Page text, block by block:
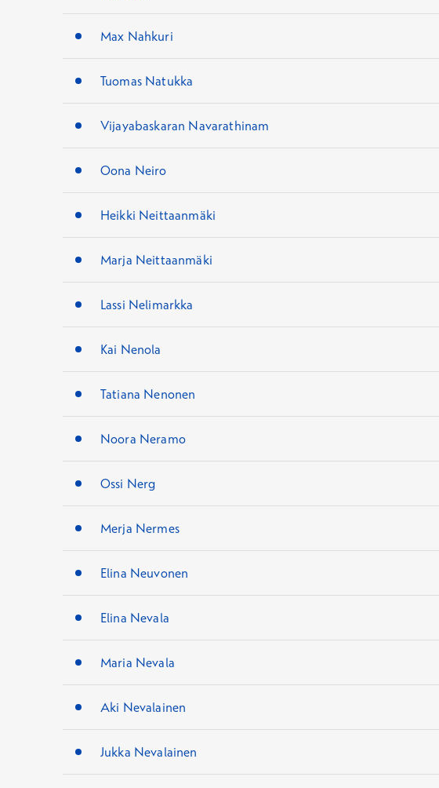
Max Nahkuri
Tuomas Natukka
Vijayabaskaran Navarathinam
Oona Neiro
Heikki Neittaanmäki
Marja Neittaanmäki
Lassi Nelimarkka
Kai Nenola
Tatiana Nenonen
Noora Neramo
Ossi Nerg
Merja Nermes
Elina Neuvonen
Elina Nevala
Maria Nevala
Aki Nevalainen
Jukka Nevalainen